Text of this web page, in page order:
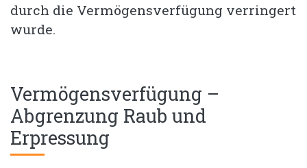
durch die Vermögensverfügung verringert
wurde.
Vermögensverfügung –
Abgrenzung Raub und
Erpressung